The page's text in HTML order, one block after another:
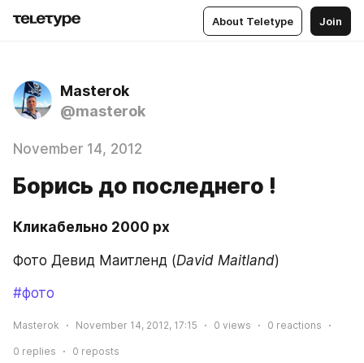
About Teletype Join
Masterok
@masterok
November 14, 2012
Борись до последнего !
Кликабельно 2000 рх
Фото Девид Маитленд (David Maitland)
#фото
Masterok November 14, 2012, 17:15 0 views 0 reactions
0 replies 0 reposts